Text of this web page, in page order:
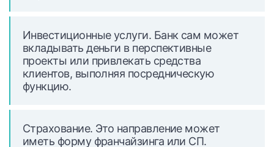
Инвестиционные услуги. Банк сам может
вкладывать деньги в перспективные
проекты или привлекать средства
клиентов, выполняя посредническую
функцию.
Страхование. Это направление может
иметь форму франчайзинга или СП.